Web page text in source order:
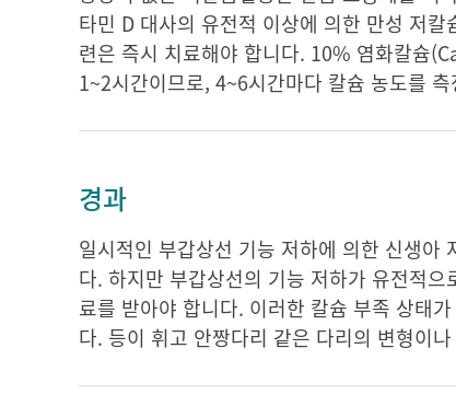
타민 D 대사의 유전적 이상에 의한 만성 저
련은 즉시 치료해야 합니다. 10% 염화칼슘
1~2시간이므로, 4~6시간마다 칼슘 농도를
경과
일시적인 부갑상선 기능 저하에 의한 신생아
다. 하지만 부갑상선의 기능 저하가 유전적
료를 받아야 합니다. 이러한 칼슘 부족 상태
다. 등이 휘고 안짱다리 같은 다리의 변형이